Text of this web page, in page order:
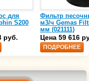
для
S200
руб.
Фильтр
м3/ч Gemas
мм (021111)
Цена 59 616
ПОДРОБНЕЕ